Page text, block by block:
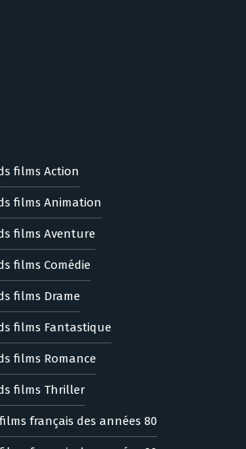
films Action
films Animation
films Aventure
films Comédie
films Drame
films Fantastique
films Romance
films Thriller
français des années 80